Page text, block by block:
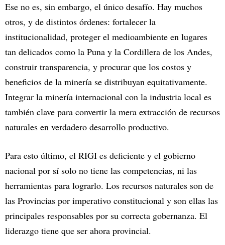
Ese no es, sin embargo, el único desafío. Hay muchos
otros, y de distintos órdenes: fortalecer la
institucionalidad, proteger el medioambiente en lugares
tan delicados como la Puna y la Cordillera de los Andes,
construir transparencia, y procurar que los costos y
beneficios de la minería se distribuyan equitativamente.
Integrar la minería internacional con la industria local es
también clave para convertir la mera extracción de recursos
naturales en verdadero desarrollo productivo.
Para esto último, el RIGI es deficiente y el gobierno
nacional por sí solo no tiene las competencias, ni las
herramientas para lograrlo. Los recursos naturales son de
las Provincias por imperativo constitucional y son ellas las
principales responsables por su correcta gobernanza. El
liderazgo tiene que ser ahora provincial.